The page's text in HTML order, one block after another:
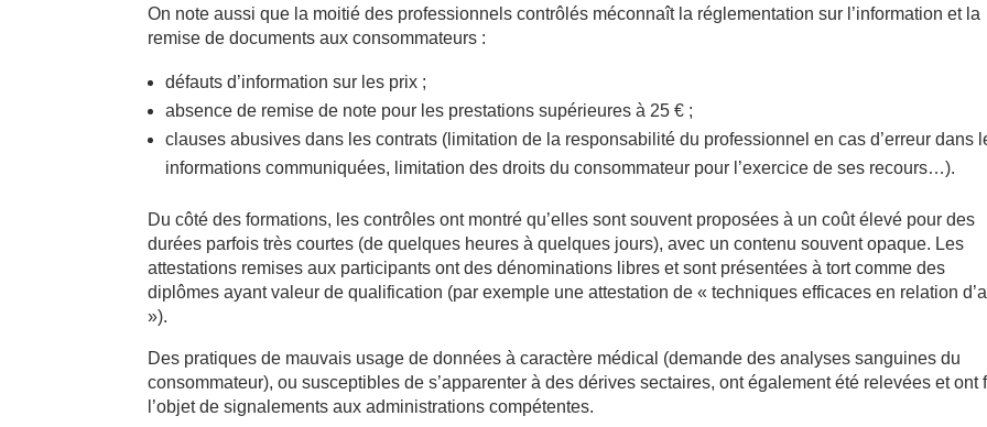
On note aussi que la moitié des professionnels contrôlés méconnaît la réglementation sur l’information et la
remise de documents aux consommateurs :
défauts d’information sur les prix ;
absence de remise de note pour les prestations supérieures à 25 € ;
clauses abusives dans les contrats (limitation de la responsabilité du professionnel en cas d’erreur dans
informations communiquées, limitation des droits du consommateur pour l’exercice de ses recours…).
Du côté des formations, les contrôles ont montré qu’elles sont souvent proposées à un coût élevé pour des
durées parfois très courtes (de quelques heures à quelques jours), avec un contenu souvent opaque. Les
attestations remises aux participants ont des dénominations libres et sont présentées à tort comme des
diplômes ayant valeur de qualification (par exemple une attestation de « techniques efficaces en relation
»).
Des pratiques de mauvais usage de données à caractère médical (demande des analyses sanguines du
consommateur), ou susceptibles de s’apparenter à des dérives sectaires, ont également été relevées et ont
l’objet de signalements aux administrations compétentes.